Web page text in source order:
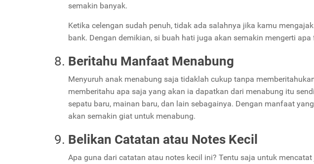
semakin banyak.
Ketika celengan sudah penuh, tidak ada salahnya jika kamu
bank. Dengan demikian, si buah hati juga akan semakin mengerti
Beritahu Manfaat Menabung
Menyuruh anak menabung saja tidaklah cukup tanpa
memberitahu apa saja yang akan ia dapatkan dari menabung itu
sepatu baru, mainan baru, dan lain sebagainya. Dengan manfaat
akan semakin giat untuk menabung.
Belikan Catatan atau Notes Kecil
Apa guna dari catatan atau notes kecil ini? Tentu saja untuk